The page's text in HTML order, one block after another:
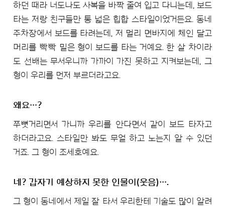
하던 때라 너도나도 사복을 바짝 줄여 입고 다니는데, 보드
타는 저랑 친구들만 통 넓은 힙합 스타일이었거든요. 동네
주차장에서 보드를 타려는데, 저 멀리 면바지에 체인 달고
머리를 빡빡 밀은 형이 보드를 타는 거예요. 한 살 차이라
도 선배는 무서우니까 가까이 가진 못하고 지켜보는데, 그
형이 우리를 먼저 부르더라고요.
왜요…?
쭈뼛거리면서 가니까 우리를 안다면서 같이 보드 타자고
하더라고요. 스타일만 봐도 무얼 하고 노는지 알 수 있던
거죠. 그 형이 조세호예요.
네? 갑자기 예상하지 못한 인물이(웃음)….
그 형이 동네에서 제일 잘 타서 우리한테 기술도 많이 알려